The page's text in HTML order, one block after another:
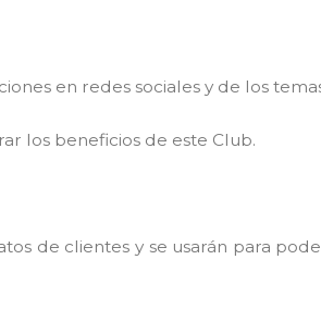
en redes sociales y de los
los beneficios de este Club.
de clientes y se usarán para